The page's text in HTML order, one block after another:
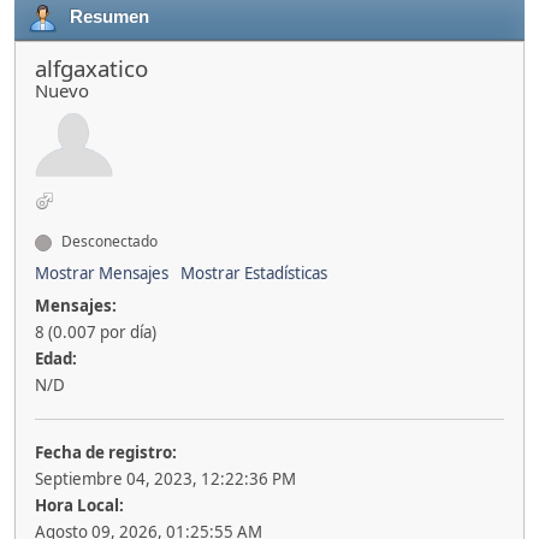
Resumen
alfgaxatico
Nuevo
Desconectado
Mostrar Mensajes
Mostrar Estadísticas
Mensajes:
8 (0.007 por día)
Edad:
N/D
Fecha de registro:
Septiembre 04, 2023, 12:22:36 PM
Hora Local:
Agosto 09, 2026, 01:25:55 AM